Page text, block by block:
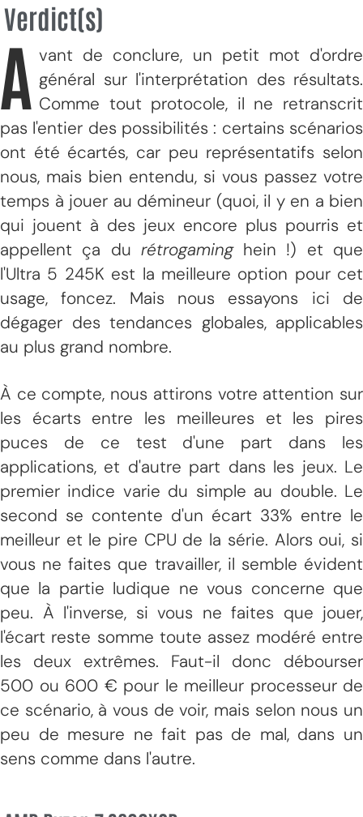
Verdict(s)
A vant de conclure, un petit mot d'ordre
général sur l'interprétation des résultats.
Comme tout protocole, il ne retranscrit
pas l'entier des possibilités : certains scénarios
ont été écartés, car peu représentatifs selon
nous, mais bien entendu, si vous passez votre
temps à jouer au démineur (quoi, il y en a bien
qui jouent à des jeux encore plus pourris et
appellent ça du rétrogaminghein !) et que
l'Ultra 5 245K est la meilleure option pour cet
usage, foncez. Mais nous essayons ici de
dégager des tendances globales, applicables
au plus grand nombre.
À ce compte, nous attirons votre attention sur
les écarts entre les meilleures et les pires
puces de ce test d'une part dans les
applications, et d'autre part dans les jeux. Le
premier indice varie du simple au double. Le
second se contente d'un écart 33% entre le
meilleur et le pire CPU de la série. Alors oui, si
vous ne faites que travailler, il semble évident
que la partie ludique ne vous concerne que
peu. À l'inverse, si vous ne faites que jouer,
l'écart reste somme toute assez modéré entre
les deux extrêmes. Faut-il donc débourser
500 ou 600 € pour le meilleur processeur de
ce scénario, à vous de voir, mais selon nous un
peu de mesure ne fait pas de mal, dans un
sens comme dans l'autre.